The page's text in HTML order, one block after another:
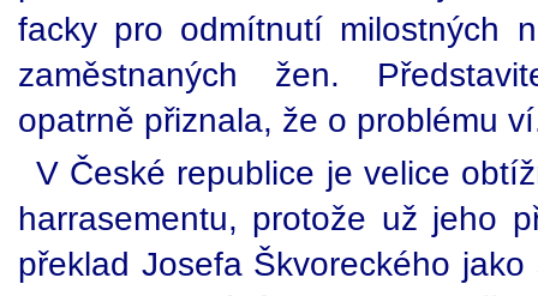
facky pro odmítnutí milostných
zaměstnaných žen.
opatrně přiznala, že o problému
V České republice je velice
harrasementu, protože už jeho
překlad Josefa Škvoreckého